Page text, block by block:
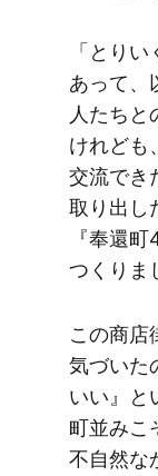
「とり
あって、​
人たちと
けれども
交流でき
取り出し
『奉還
つくりま
この​商店
気づいた
いい』と​
町並みこ
不自然な